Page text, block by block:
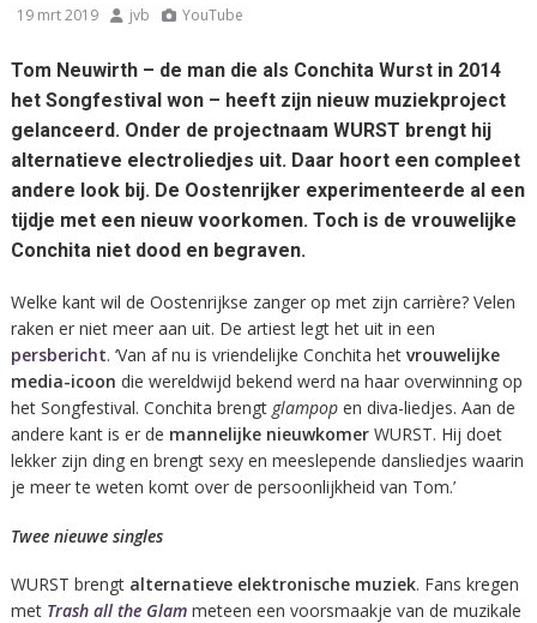
19 mrt 2019 jvb YouTube
Tom Neuwirth – de man die als Conchita Wurst in 2014
het Songfestival won – heeft zijn nieuw muziekproject
gelanceerd. Onder de projectnaam WURST brengt hij
alternatieve electroliedjes uit. Daar hoort een compleet
andere look bij. De Oostenrijker experimenteerde al een
tijdje met een nieuw voorkomen. Toch is de vrouwelijke
Conchita niet dood en begraven.
Welke kant wil de Oostenrijkse zanger op met zijn carrière? Velen
raken er niet meer aan uit. De artiest legt het uit in een
persbericht. ‘Van af nu is vriendelijke Conchita het vrouwelijke
media-icoon die wereldwijd bekend werd na haar overwinning op
het Songfestival. Conchita brengt glampopen diva-liedjes. Aan de
andere kant is er de mannelijke nieuwkomerWURST. Hij doet
lekker zijn ding en brengt sexy en meeslepende dansliedjes waarin
je meer te weten komt over de persoonlijkheid van Tom.’
Twee nieuwe singles
WURST brengt alternatieve elektronische muziek. Fans kregen
met Trash all the Glammeteen een voorsmaakje van de muzikale